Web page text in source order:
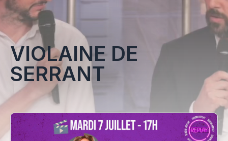
VIOLAINE DE
SERRANT